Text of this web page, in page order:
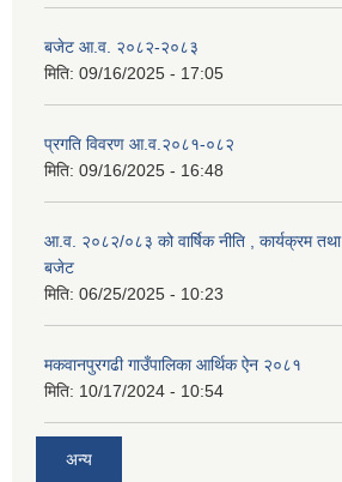
बजेट आ.व. २०८२-२०८३
मिति: 09/16/2025 - 17:05
प्रगति विवरण आ.व.२०८१-०८२
मिति: 09/16/2025 - 16:48
आ.व. २०८२/०८३ को वार्षिक नीति , कार्यक्रम तथा
बजेट
मिति: 06/25/2025 - 10:23
मकवानपुरगढी गाउँपालिका आर्थिक ‌‌‌ऐन २०८१
मिति: 10/17/2024 - 10:54
अन्य